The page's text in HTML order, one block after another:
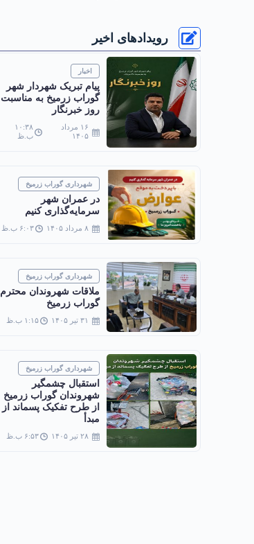
رویدادهای اخیر
اخبار
پیام تبریک شهردار شهر
گوراب زرمیخ به مناسبت
روز خبرنگار
۱۶ مرداد
۱۴۰۵
۱۰:۳۸
ب.ظ
شهرداری گوراب زرمیخ
در عمران شهر
سرمایه‌گذاری کنیم
۸ مرداد ۱۴۰۵ ۶:۰۳ ب.ظ
شهرداری گوراب زرمیخ
ملاقات شهروندان محترم
گوراب زرمیخ
۳۱ تیر ۱۴۰۵ ۱:۱۵ ب.ظ
شهرداری گوراب زرمیخ
استقبال چشمگیر
شهروندان گوراب زرمیخ
از طرح تفکیک پسماند از
مبدأ
۲۸ تیر ۱۴۰۵ ۶:۵۳ ب.ظ